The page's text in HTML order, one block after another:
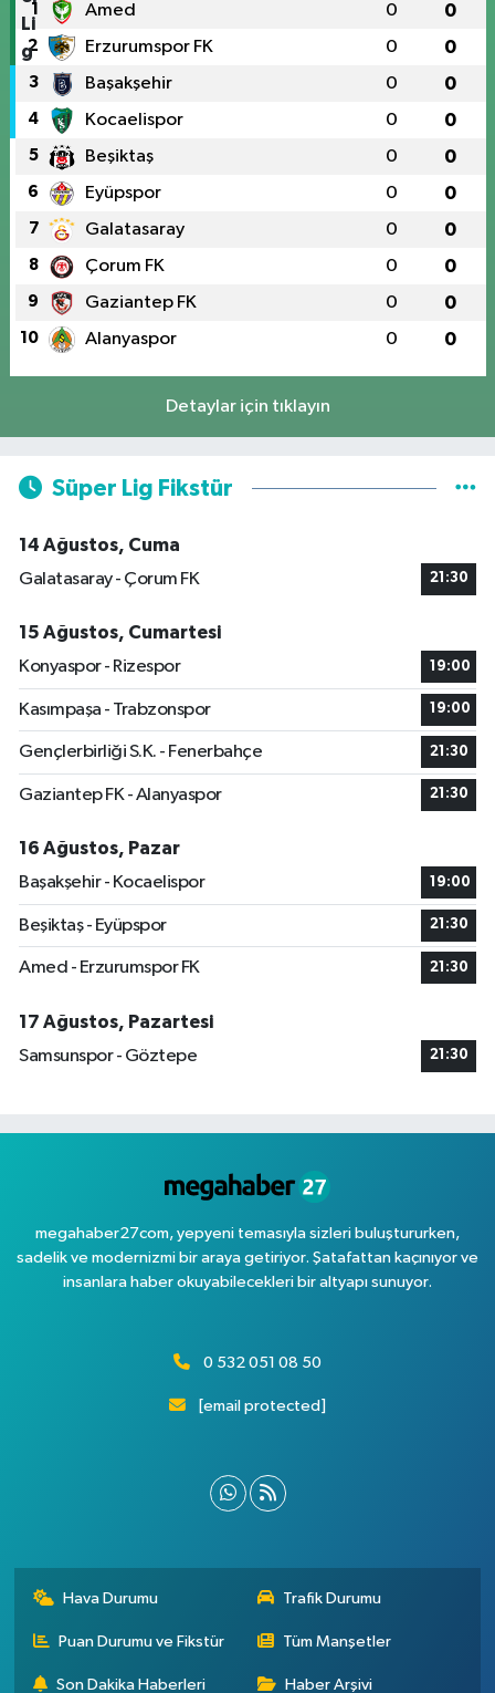
1 Amed 0 0
2 Erzurumspor FK 0 0
3 Başakşehir 0 0
4 Kocaelispor 0 0
5 Beşiktaş 0 0
6 Eyüpspor 0 0
7 Galatasaray 0 0
8 Çorum FK 0 0
9 Gaziantep FK 0 0
10 Alanyaspor 0 0
Detaylar için tıklayın
Süper Lig Fikstür
14 Ağustos, Cuma
Galatasaray - Çorum FK
21:30
15 Ağustos, Cumartesi
Konyaspor - Rizespor
19:00
Kasımpaşa - Trabzonspor 19:00
Gençlerbirliği S.K. - Fenerbahçe 21:30
Gaziantep FK - Alanyaspor 21:30
16 Ağustos, Pazar
Başakşehir - Kocaelispor
19:00
Beşiktaş - Eyüpspor 21:30
Amed - Erzurumspor FK 21:30
17 Ağustos, Pazartesi
Samsunspor - Göztepe
21:30
megahaber27com, yepyeni temasıyla sizleri buluştururken,
sadelik ve modernizmi bir araya getiriyor. Şatafattan kaçınıyor ve
insanlara haber okuyabilecekleri bir altyapı sunuyor.
0 532 051 08 50
[email protected]
Hava Durumu Trafik Durumu
Puan Durumu ve Fikstür Tüm Manşetler
Son Dakika Haberleri Haber Arşivi